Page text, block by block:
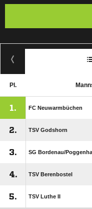
Pl.
1. FC Neuwarmbüchen
2. TSV Godshorn
3. SG Bordenau/​
4. TSV Berenbostel
5. TSV Luthe II